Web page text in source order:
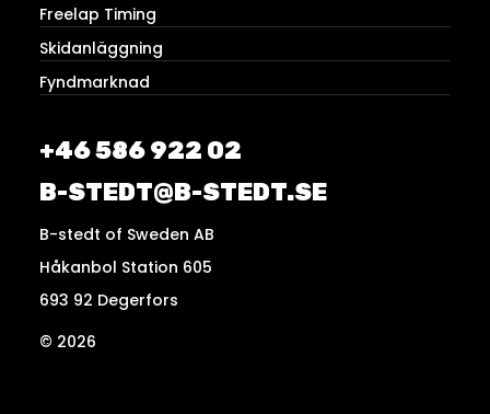
Freelap Timing
Skidanläggning
Fyndmarknad
+46 586 922 02
B-STEDT@B-STEDT.SE
B-stedt of Sweden AB
Håkanbol Station 605
693 92 Degerfors
© 2026